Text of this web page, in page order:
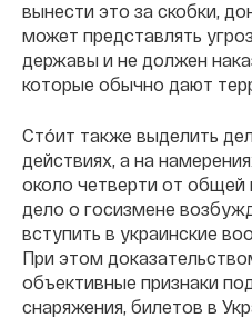
вынести это за скобки,
может представлять
державы и не должен
которые обычно дают
Стóит также выделить
действиях, а на
около четверти от
дело о госизмене
вступить в украинские
При этом
объективные признаки
снаряжения, билетов в